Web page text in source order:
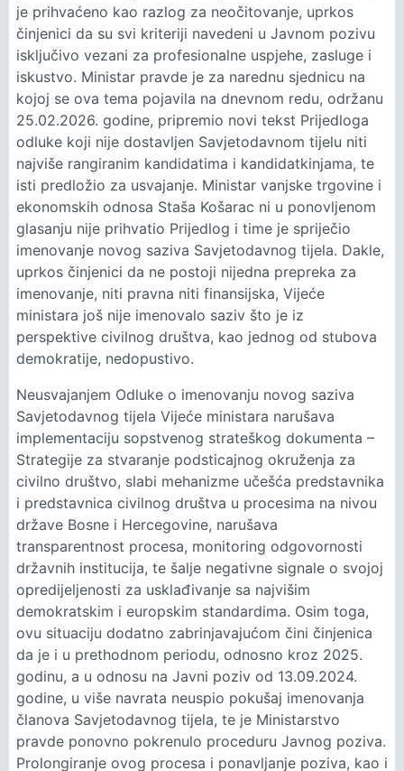
je prihvaćeno kao razlog za neočitovanje, uprkos
činjenici da su svi kriteriji navedeni u Javnom pozivu
isključivo vezani za profesionalne uspjehe, zasluge i
iskustvo. Ministar pravde je za narednu sjednicu na
kojoj se ova tema pojavila na dnevnom redu, održanu
25.02.2026. godine, pripremio novi tekst Prijedloga
odluke koji nije dostavljen Savjetodavnom tijelu niti
najviše rangiranim kandidatima i kandidatkinjama, te
isti predložio za usvajanje. Ministar vanjske trgovine i
ekonomskih odnosa Staša Košarac ni u ponovljenom
glasanju nije prihvatio Prijedlog i time je spriječio
imenovanje novog saziva Savjetodavnog tijela. Dakle,
uprkos činjenici da ne postoji nijedna prepreka za
imenovanje, niti pravna niti finansijska, Vijeće
ministara još nije imenovalo saziv što je iz
perspektive civilnog društva, kao jednog od stubova
demokratije, nedopustivo.
Neusvajanjem Odluke o imenovanju novog saziva
Savjetodavnog tijela Vijeće ministara narušava
implementaciju sopstvenog strateškog dokumenta –
Strategije za stvaranje podsticajnog okruženja za
civilno društvo, slabi mehanizme učešća predstavnika
i predstavnica civilnog društva u procesima na nivou
države Bosne i Hercegovine, narušava
transparentnost procesa, monitoring odgovornosti
državnih institucija, te šalje negativne signale o svojoj
opredijeljenosti za usklađivanje sa najvišim
demokratskim i europskim standardima. Osim toga,
ovu situaciju dodatno zabrinjavajućom čini činjenica
da je i u prethodnom periodu, odnosno kroz 2025.
godinu, a u odnosu na Javni poziv od 13.09.2024.
godine, u više navrata neuspio pokušaj imenovanja
članova Savjetodavnog tijela, te je Ministarstvo
pravde ponovno pokrenulo proceduru Javnog poziva.
Prolongiranje ovog procesa i ponavljanje poziva, kao i